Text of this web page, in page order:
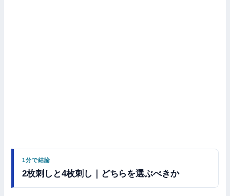
1分で結論
2枚刺しと4枚刺し｜どちらを選ぶべきか